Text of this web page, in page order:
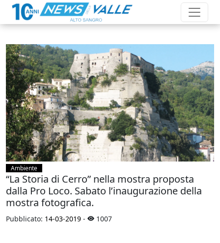
Ambiente
“La Storia di Cerro” nella mostra proposta
dalla Pro Loco. Sabato l’inaugurazione della
mostra fotografica.
Pubblicato: 14-03-2019 - 1007